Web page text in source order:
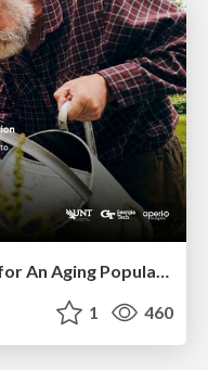
Leveraging Curiosity to Care for An Aging Population
1 460